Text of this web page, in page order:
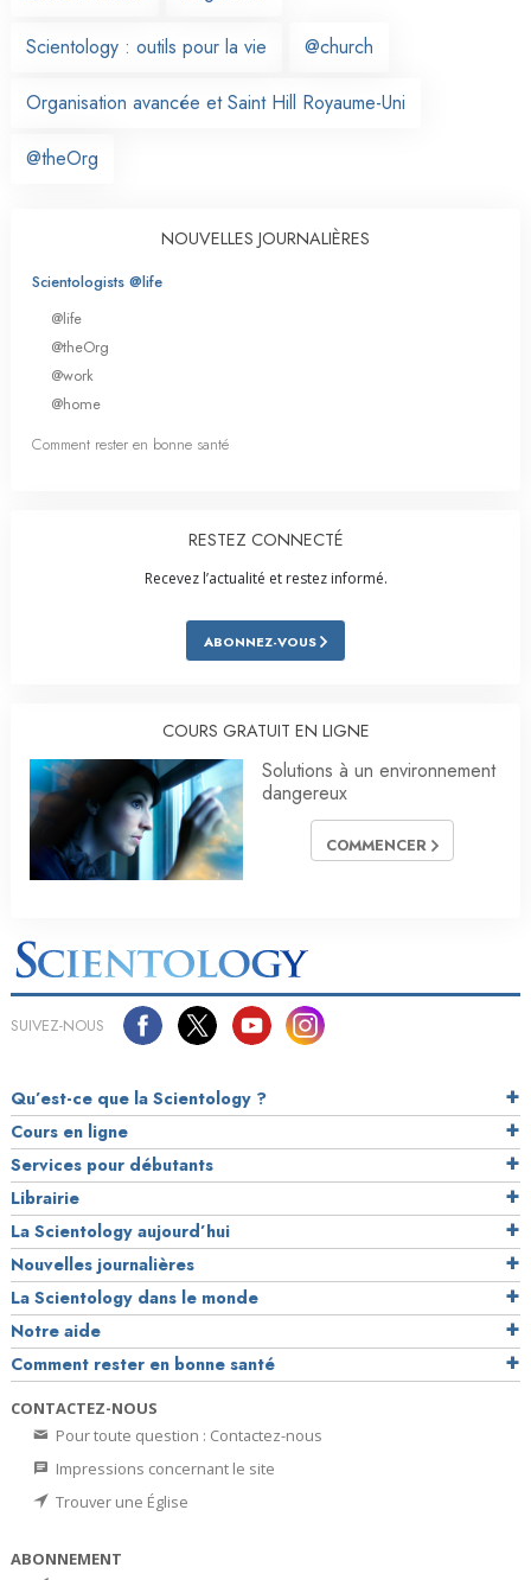
Scientology : outils pour la vie @church
Organisation avancée et Saint Hill Royaume-Uni
@theOrg
NOUVELLES JOURNALIÈRES
Scientologists @life
@life
@theOrg
@work
@home
Comment rester en bonne santé
RESTEZ CONNECTÉ
Recevez l’actualité et restez informé.
ABONNEZ-VOUS
COURS GRATUIT EN LIGNE
Solutions à un environnement
dangereux
COMMENCER
SUIVEZ-NOUS
Qu’est-ce que la Scientology ?
Cours en ligne
Services pour débutants
Librairie
La Scientology aujourd’hui
Nouvelles journalières
La Scientology dans le monde
Notre aide
Comment rester en bonne santé
CONTACTEZ-NOUS
Pour toute question : Contactez-nous
Impressions concernant le site
Trouver une Église
ABONNEMENT